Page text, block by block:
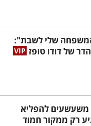
שלי לשבת":
של דודו טופז
משעשעים להפליא
רק ממקור חמוד